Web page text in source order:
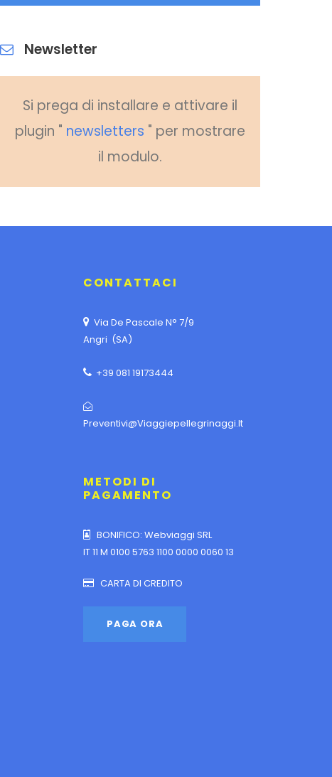
Newsletter
Si prega di installare e attivare il
plugin " newsletters " per mostrare
il modulo.
CONTATTACI
Via De Pascale N° 7/9
Angri (SA)
+39 081 19173444
Preventivi@viaggiepellegrinaggi.it
METODI DI
PAGAMENTO
BONIFICO: Webviaggi SRL
IT 11 M 0100 5763 1100 0000 0060 13
CARTA DI CREDITO